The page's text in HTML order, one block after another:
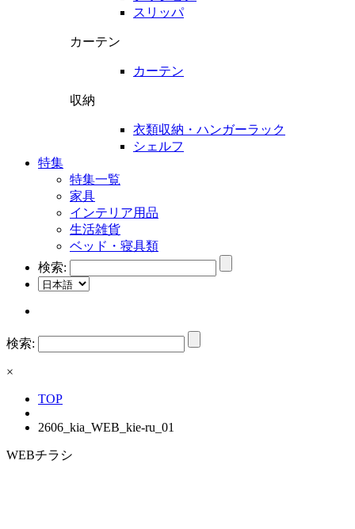
スリッパ
カーテン
カーテン
収納
衣類収納・ハンガーラック
シェルフ
特集
特集一覧
家具
インテリア用品
生活雑貨
ベッド・寝具類
検索:
検索:
×
TOP
2606_kia_WEB_kie-ru_01
WEBチラシ